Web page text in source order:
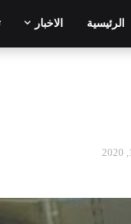
الرئيسية الاخبار